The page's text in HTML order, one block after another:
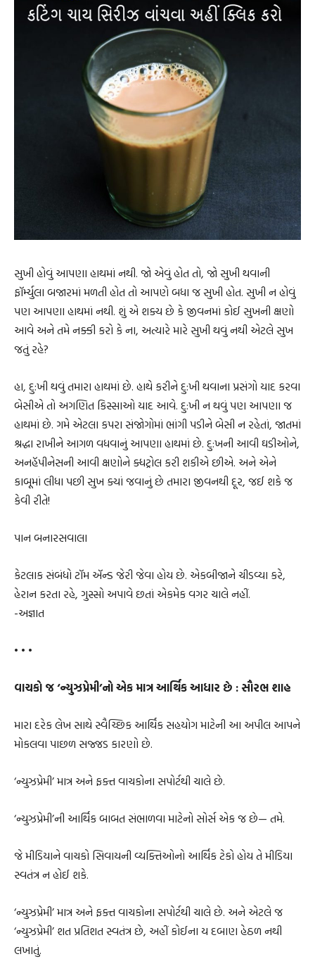
સુખી હોવું આપણા હાથમાં નથી. જો એવું હોત તો, જો સુખી થવાની
ફૉર્મ્યુલા બજારમાં મળતી હોત તો આપણે બધા જ સુખી હોત. સુખી ન હોવું
પણ આપણા હાથમાં નથી. શું એ શક્ય છે કે જીવનમાં કોઈ સુખની ક્ષણો
આવે અને તમે નક્કી કરો કે ના, અત્યારે મારે સુખી થવું નથી એટલે સુખ
જતું રહે?
હા, દુ:ખી થવું તમારા હાથમાં છે. હાથે કરીને દુ:ખી થવાના પ્રસંગો યાદ કરવા
બેસીએ તો અગણિત કિસ્સાઓ યાદ આવે. દુ:ખી ન થવું પણ આપણા જ
હાથમાં છે. ગમે એટલા કપરા સંજોગોમાં ભાંગી પડીને બેસી ન રહેતાં, જાતમાં
શ્રદ્ધા રાખીને આગળ વધવાનું આપણા હાથમાં છે. દુ:ખની આવી ઘડીઓને,
અનહૅપીનેસની આવી ક્ષણોને ક્ધટ્રોલ કરી શકીએ છીએ. અને એને
કાબૂમાં લીધા પછી સુખ ક્યાં જવાનું છે તમારા જીવનથી દૂર, જઈ શકે જ
કેવી રીતે!
પાન બનારસવાલા
કેટલાક સંબંધો ટૉમ ઍન્ડ જેરી જેવા હોય છે. એકબીજાને ચીડવ્યા કરે,
હેરાન કરતા રહે, ગુસ્સો અપાવે છતાં એકમેક વગર ચાલે નહીં.
-અજ્ઞાત
• • •
વાચકો જ ‘ન્યુઝપ્રેમી’નો એક માત્ર આર્થિક આધાર છે : સૌરભ શાહ
મારા દરેક લેખ સાથે સ્વૈચ્છિક આર્થિક સહયોગ માટેની આ અપીલ આપને
મોકલવા પાછળ સજ્જડ કારણો છે.
‘ન્યુઝપ્રેમી’ માત્ર અને ફક્ત વાચકોના સપોર્ટથી ચાલે છે.
‘ન્યુઝપ્રેમી’ની આર્થિક બાબત સંભાળવા માટેનો સોર્સ એક જ છે— તમે.
જે મીડિયાને વાચકો સિવાયની વ્યક્તિઓનો આર્થિક ટેકો હોય તે મીડિયા
સ્વતંત્ર ન હોઈ શકે.
‘ન્યુઝપ્રેમી’ માત્ર અને ફક્ત વાચકોના સપોર્ટથી ચાલે છે. અને એટલે જ
‘ન્યુઝપ્રેમી’ શત પ્રતિશત સ્વતંત્ર છે, અહીં કોઈના ય દબાણ હેઠળ નથી
લખાતું.